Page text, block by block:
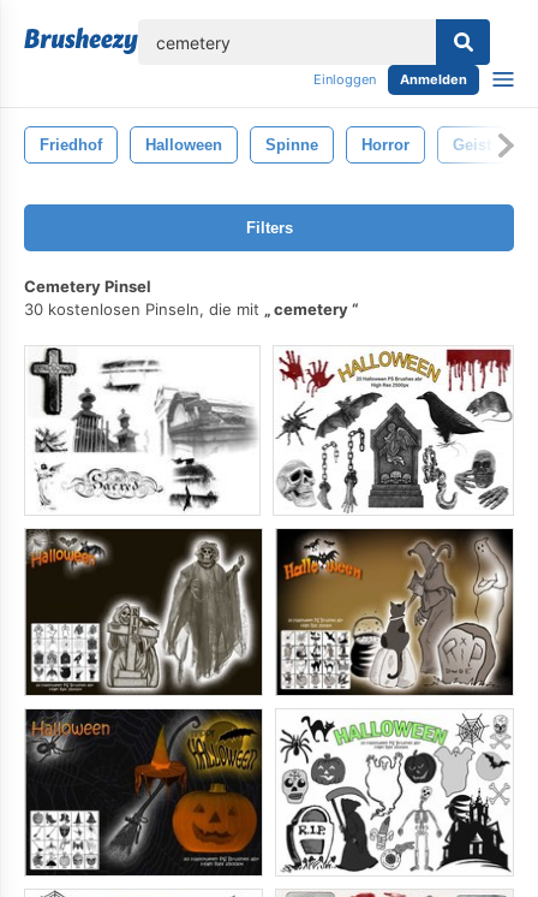
Einloggen Anmelden
Friedhof Halloween Spinne Horror Geist
Filters
Cemetery Pinsel
30 kostenlosen Pinseln, die mit
cemetery